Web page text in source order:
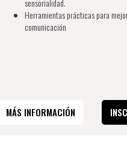
sensorialidad.
Herramientas prácticas para
comunicación
MÁS INFORMACIÓN